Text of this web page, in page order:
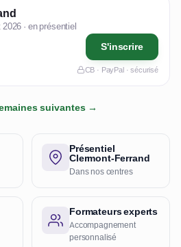
· en présentiel
S'inscrire
CB · PayPal · sécurisé
suivantes →
Présentiel
Clermont-Ferrand
Dans nos centres
Formateurs experts
Accompagnement
personnalisé